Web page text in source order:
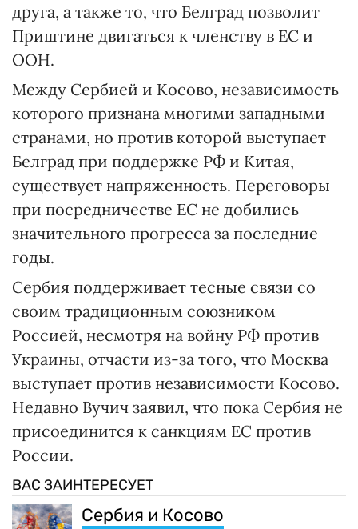
друга, а также то, что Белград позволит
Приштине двигаться к членству в ЕС и
ООН.
Между Сербией и Косово, независимость
которого признана многими западными
странами, но против которой выступает
Белград при поддержке РФ и Китая,
существует напряженность. Переговоры
при посредничестве ЕС не добились
значительного прогресса за последние
годы.
Сербия поддерживает тесные связи со
своим традиционным союзником
Россией, несмотря на войну РФ против
Украины, отчасти из-за того, что Москва
выступает против независимости Косово.
Недавно Вучич заявил, что пока Сербия не
присоединится к санкциям ЕС против
России.
ВАС ЗАИНТЕРЕСУЕТ
Сербия и Косово